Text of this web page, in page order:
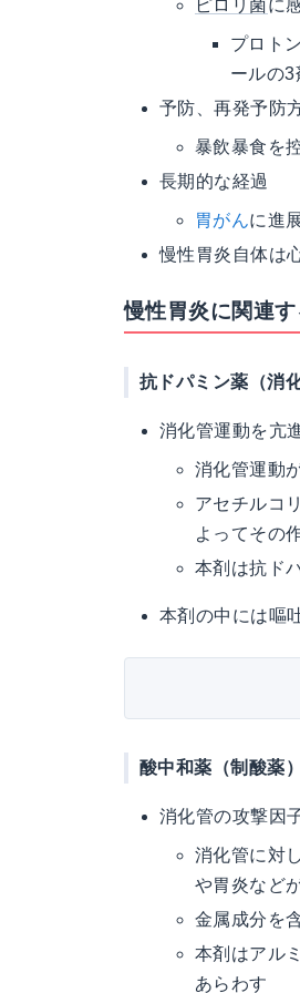
ピロリ菌に
プロト
ールの3
予防、再発予防
暴飲暴食を
長期的な経過
胃がんに進
慢性胃炎自体は
慢性胃炎に関連
抗ドパミン薬（消
消化管運動を亢
消化管運動
アセチルコ
よってその
本剤は抗ド
本剤の中には嘔
酸中和薬（制酸薬）
消化管の攻撃因
消化管に対
や胃炎など
金属成分を
本剤はアル
あらわす